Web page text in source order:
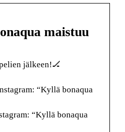
maistuu
jälkeen!🏒
“Kyllä bonaqua
“Kyllä bonaqua